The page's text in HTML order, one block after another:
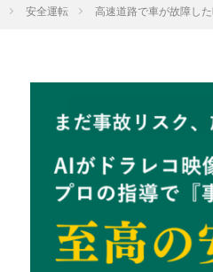
安全運転 高速道路で車が故障し